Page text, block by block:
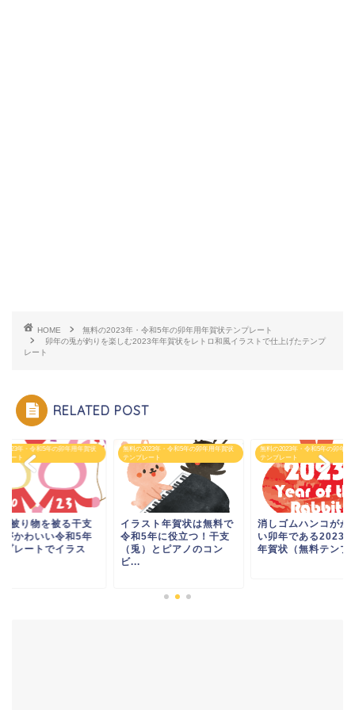
HOME
無料の2023年・令和5年の卯年用年賀状テンプレート
卯年の兎が釣りを楽しむ2023年年賀状をレトロ和風イラストで仕上げたテンプ
レート
RELATED POST
2023年・令和5年の卯年用年賀状
レート
被り物を被る干支
がかわいい令和5年
プレートでイラス
無料の2023年・令和5年の卯年用年賀状
テンプレート
イラスト年賀状は無料で
令和5年に役立つ！干支
（兎）とピアノのコン
ビ...
無料の2023年・令和5年の卯年用
テンプレート
消しゴムハンコがか
い卯年である2023
年賀状（無料テンプ